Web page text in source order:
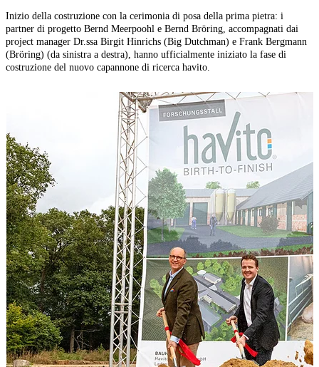
Inizio della costruzione con la cerimonia di posa della prima pietra: i
partner di progetto Bernd Meerpoohl e Bernd Bröring, accompagnati dai
project manager Dr.ssa Birgit Hinrichs (Big Dutchman) e Frank Bergmann
(Bröring) (da sinistra a destra), hanno ufficialmente iniziato la fase di
costruzione del nuovo capannone di ricerca havito.